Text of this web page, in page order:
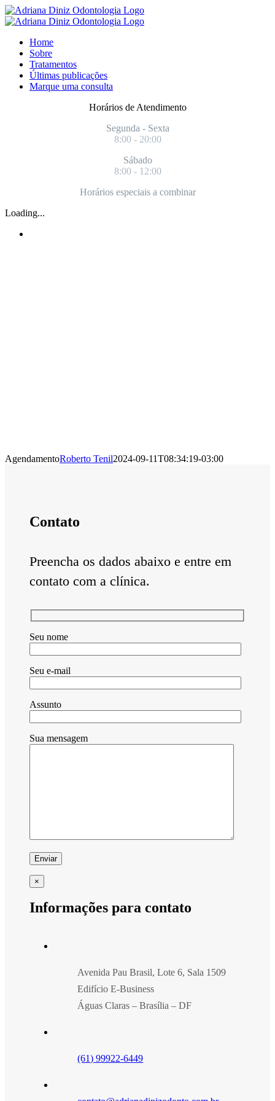
Home
Sobre
Tratamentos
Últimas publicações
Marque uma consulta
Horários de Atendimento
Segunda - Sexta
8:00 - 20:00
Sábado
8:00 - 12:00
Horários especiais a combinar
Loading...
AgendamentoRoberto Tenil2024-09-11T08:34:19-03:00
Contato
Preencha os dados abaixo e entre em
contato com a clínica.
Seu nome
Seu e-mail
Assunto
Sua mensagem
×
Informações para contato
Avenida Pau Brasil, Lote 6, Sala 1509
Edifício E-Business
Águas Claras – Brasília – DF
(61) 99922-6449